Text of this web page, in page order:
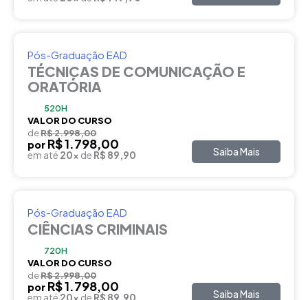
Pós-Graduação EAD
TÉCNICAS DE COMUNICAÇÃO E
ORATÓRIA
520H
VALOR DO CURSO
deR$ 2.998,00
por R$ 1.798,00
em até 20x de R$ 89,90 Saiba Mais
Pós-Graduação EAD
CIÊNCIAS CRIMINAIS
720H
VALOR DO CURSO
deR$ 2.998,00
por R$ 1.798,00
Saiba Mais